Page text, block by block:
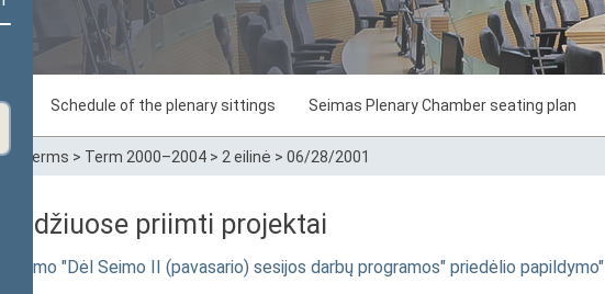
Schedule of the plenary sittings Seimas Plenary Chamber seating plan
terms > Term 2000–2004 > 2 eilinė > 06/28/2001
priimti projektai
"Dėl Seimo II (pavasario) sesijos darbų programos" priedėlio papildymo"